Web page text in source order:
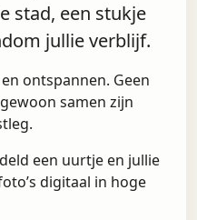
stad, een stukje
jullie verblijf.
ontspannen. Geen
samen zijn
een uurtje en jullie
digitaal in hoge